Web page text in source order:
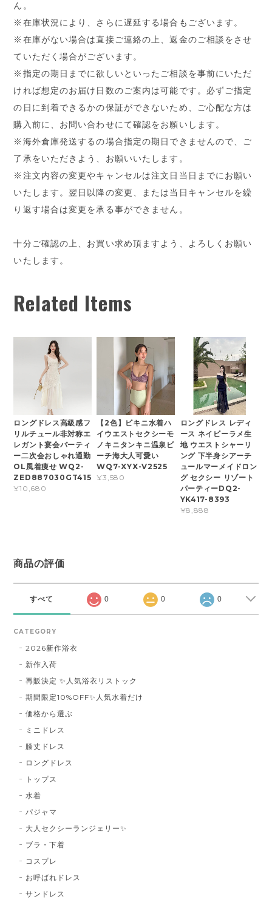
ん。
※在庫状況により、さらに遅延する場合もございます。
※在庫がない場合は直接ご連絡の上、返金のご相談をさせ
ていただく場合がございます。
※指定の期日までに欲しいといったご相談を事前にいただ
ければ想定のお届け日数のご案内は可能です。必ずご指定
の日に到着できるかの保証ができないため、ご心配な方は
購入前に、お問い合わせにて確認をお願いします。
※海外倉庫発送するの場合指定の期日できませんので、ご
了承をいただきよう、お願いいたします。
※注文内容の変更やキャンセルは注文日当日までにお願い
いたします。翌日以降の変更、または当日キャンセルを繰
り返す場合は変更を承る事ができません。
十分ご確認の上、お買い求め頂ますよう、よろしくお願い
いたします。
Related Items
ロングドレス高級感フ
リルチュール非対称エ
レガント宴会パーティ
ー二次会おしゃれ通勤
OL風着痩せ WQ2-
ZED887030GT415
¥10,680
【2色】ビキニ水着ハ
イウエストセクシーモ
ノキニタンキニ温泉ビ
ーチ海大人可愛い
WQ7-XYX-V2525
¥3,580
ロングドレス レディ
ース ネイビーラメ生
地 ウエストシャーリ
ング 下半身シアーチ
ュールマーメイドロン
グ セクシー リゾート
パーティーDQ2-
YK417-8393
¥8,888
商品の評価
すべて 0 0 0
CATEGORY
2026新作浴衣
新作入荷
再販決定 ✨人気浴衣リストック
期間限定10%OFF✨人気水着だけ
価格から選ぶ
ミニドレス
膝丈ドレス
ロングドレス
トップス
水着
パジャマ
大人セクシーランジェリー✨
ブラ・下着
コスプレ
お呼ばれドレス
サンドレス